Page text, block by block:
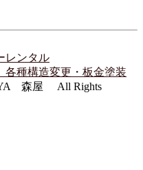
森屋 All Rights